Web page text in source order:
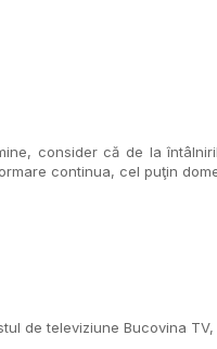
consider că de la
continua, cel puţin
de televiziune Bucovina